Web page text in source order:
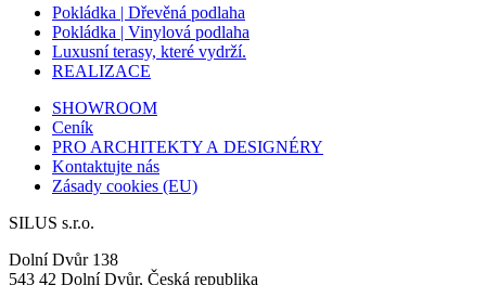
Pokládka | Dřevěná podlaha
Pokládka | Vinylová podlaha
Luxusní terasy, které vydrží.
REALIZACE
SHOWROOM
Ceník
PRO ARCHITEKTY A DESIGNÉRY
Kontaktujte nás
Zásady cookies (EU)
SILUS s.r.o.
Dolní Dvůr 138
543 42 Dolní Dvůr, Česká republika